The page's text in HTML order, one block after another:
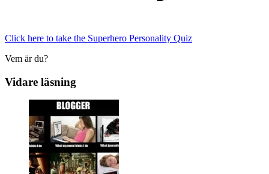
Click here to take the Superhero Personality Quiz
Vem är du?
Vidare läsning